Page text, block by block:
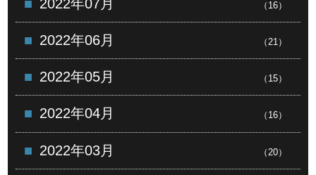
2022年07月 （16）
2022年06月 （21）
2022年05月 （15）
2022年04月 （16）
2022年03月 （20）